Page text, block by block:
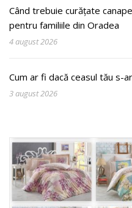
Când trebuie curățate
pentru familiile din Oradea
4 august 2026
Cum ar fi dacă ceasul tău s-
3 august 2026